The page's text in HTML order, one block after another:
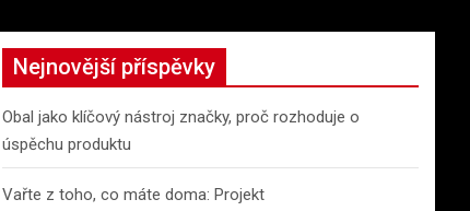
Nejnovější příspěvky
Obal jako klíčový nástroj značky, proč rozhoduje o
úspěchu produktu
Vařte z toho, co máte doma: Projekt